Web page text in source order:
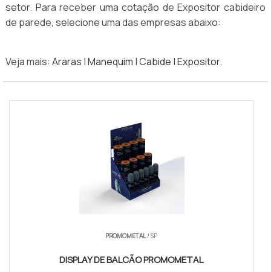
setor. Para receber uma cotação de Expositor cabideiro
de parede, selecione uma das empresas abaixo:
Veja mais: Araras |Manequim |Cabide |Expositor.
PROMOMETAL/ SP
DISPLAY DE BALCÃO PROMOMETAL